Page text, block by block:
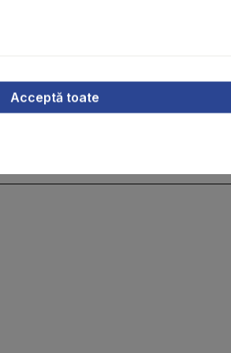
A se vedea TCG, toate prețurile fără TVA
Acceptă toate